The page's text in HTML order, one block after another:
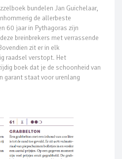
bundelen Jan Guichelaar,
de allerbeste
60 jaar in Pythagoras zijn
breinbrekers met verrassende
zit er in elk
raadsel verstopt. Het
boek dat je de schoonheid van
garant staat voor urenlang